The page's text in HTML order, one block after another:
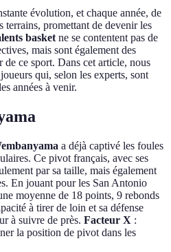
évolution, et chaque année, de
terrains, promettant de devenir les
basketne se contentent pas de
mais sont également des
ce sport. Dans cet article, nous
qui, selon les experts, sont
années à venir.
a déjà captivé les foules
Ce pivot français, avec ses
par sa taille, mais également
En jouant pour les San Antonio
moyenne de 18 points, 9 rebonds
à tirer de loin et sa défense
à suivre de près. Facteur X :
la position de pivot dans les